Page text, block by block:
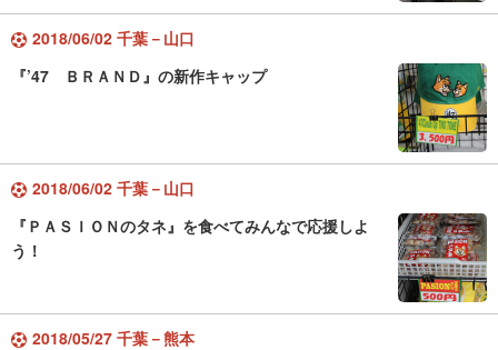
2018/06/02 千葉－山口
『’47 ＢＲＡＮＤ』の新作キャップ
2018/06/02 千葉－山口
『ＰＡＳＩＯＮのタネ』を食べてみんなで応援しよ
う！
2018/05/27 千葉－熊本